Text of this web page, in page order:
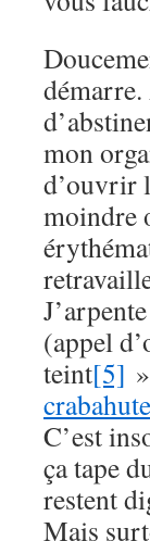
mon
d’ouvrir
moindre
(appel
teint[5]
C’est
ça tape
restent
Mais